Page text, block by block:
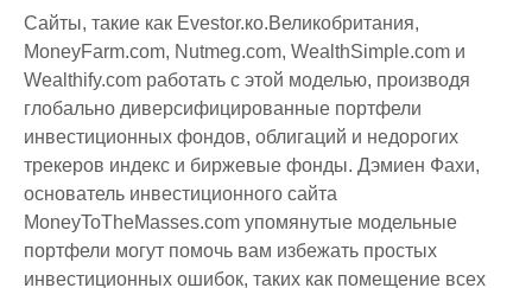
Сайты, такие как Evestor.ко.Великобритания,
MoneyFarm.com, Nutmeg.com, WealthSimple.com и
Wealthify.com работать с этой моделью, производя
глобально диверсифицированные портфели
инвестиционных фондов, облигаций и недорогих
трекеров индекс и биржевые фонды. Дэмиен Фахи,
основатель инвестиционного сайта
MoneyToTheMasses.com упомянутые модельные
портфели могут помочь вам избежать простых
инвестиционных ошибок, таких как помещение всех